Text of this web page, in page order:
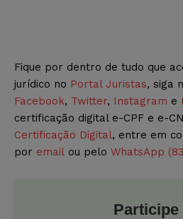
Fique por dentro de tudo que
jurídico no Portal Juristas, siga
Facebook, Twitter, Instagram e
certificação digital e-CPF e e-
Certificação Digital, entre em
por email ou pelo WhatsApp
Participe